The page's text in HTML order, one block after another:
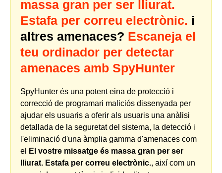
massa gran per ser lliurat.
Estafa per correu electrònic. i
altres amenaces? Escaneja el
teu ordinador per detectar
amenaces amb SpyHunter
SpyHunter és una potent eina de protecció i
correcció de programari maliciós dissenyada per
ajudar els usuaris a oferir als usuaris una anàlisi
detallada de la seguretat del sistema, la detecció i
l'eliminació d'una àmplia gamma d'amenaces com
el
El vostre missatge és massa gran per ser
lliurat. Estafa per correu electrònic., així com un